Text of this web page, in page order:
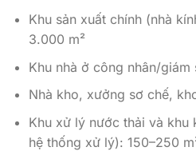
Khu sản xuất chính (nhà
3.000 m²
Khu nhà ở công nhân/giám
Nhà kho, xưởng sơ chế,
Khu xử lý nước thải và khu
hệ thống xử lý): 150–250